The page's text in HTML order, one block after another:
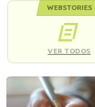
WEBSTORIES
VER TODOS